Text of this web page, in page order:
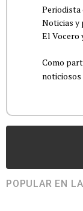
Periodista
Noticias y
El Vocero
Como
noticiosos
POPULAR EN